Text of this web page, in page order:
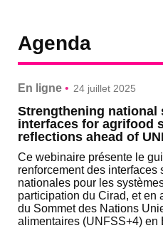
Agenda
En ligne • 24 juillet 2025
Strengthening national
interfaces for agrifood
reflections ahead of
Ce webinaire présente le
renforcement des interfaces
nationales pour les
participation du Cirad, et en
du Sommet des Nations
alimentaires (UNFSS+4) en